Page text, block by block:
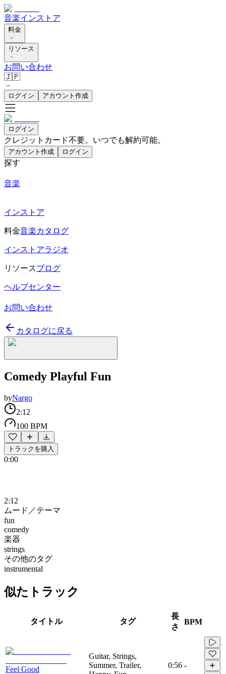
音楽インストア
料金
リソース
お問い合わせ
🇯🇵
ログイン アカウント作成
ログイン
クレジットカード不要。いつでも解約可能。
アカウント作成 ログイン
探す
音楽
インストア
料金音楽カタログ
インストアラジオ
リソースブログ
ヘルプセンター
お問い合わせ
カタログに戻る
Comedy Playful Fun
byNargo
2:12
100 BPM
トラックを購入
0:00
2:12
ムード／テーマ
fun
comedy
楽器
strings
その他のタグ
instrumental
似たトラック
タイトル タグ
長
さ
BPM
Feel Good
Guitar, Strings,
Summer, Trailer,
0:56 -